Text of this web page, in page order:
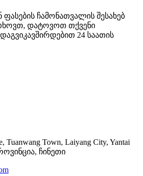
ფასების ჩამონათვალის შესახებ
დატოვოთ თქვენი
24 საათის
Tuanwang Town, Laiyang City, Yantai
ჩინეთი